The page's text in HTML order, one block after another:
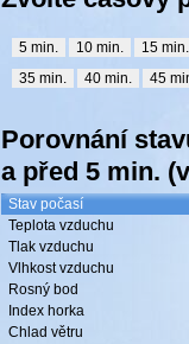
Porovnání
a před 5 min.
Stav počasí
Teplota vzduchu
Tlak vzduchu
Vlhkost vzduchu
Rosný bod
Index horka
Chlad větru